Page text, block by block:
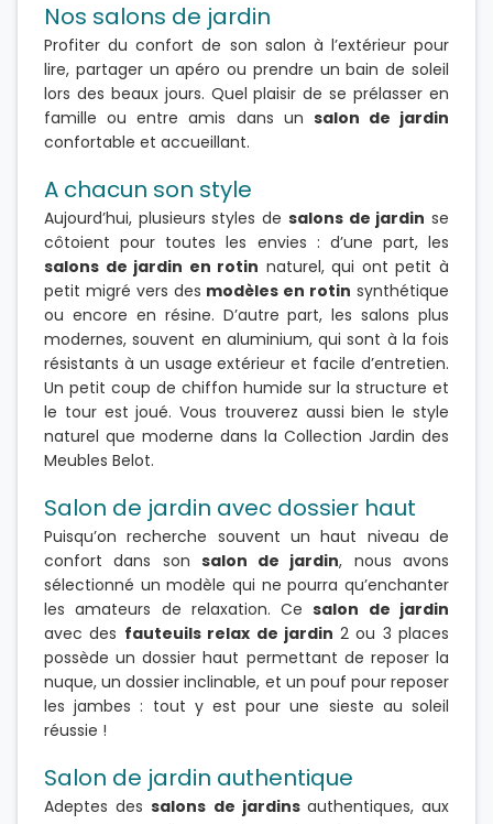
Nos salons de jardin
Profiter du confort de son salon à l’extérieur pour
lire, partager un apéro ou prendre un bain de soleil
lors des beaux jours. Quel plaisir de se prélasser en
famille ou entre amis dans un salon de jardin
confortable et accueillant.
A chacun son style
Aujourd’hui, plusieurs styles de salons de jardin se
côtoient pour toutes les envies : d’une part, les
salons de jardin en rotin naturel, qui ont petit à
petit migré vers des modèles en rotin synthétique
ou encore en résine. D’autre part, les salons plus
modernes, souvent en aluminium, qui sont à la fois
résistants à un usage extérieur et facile d’entretien.
Un petit coup de chiffon humide sur la structure et
le tour est joué. Vous trouverez aussi bien le style
naturel que moderne dans la Collection Jardin des
Meubles Belot.
Salon de jardin avec dossier haut
Puisqu’on recherche souvent un haut niveau de
confort dans son salon de jardin, nous avons
sélectionné un modèle qui ne pourra qu’enchanter
les amateurs de relaxation. Cesalon de jardin
avec des fauteuils relax de jardin 2 ou 3 places
possède un dossier haut permettant de reposer la
nuque, un dossier inclinable, et un pouf pour reposer
les jambes : tout y est pour une sieste au soleil
réussie !
Salon de jardin authentique
Adeptes dessalons de jardins authentiques, aux